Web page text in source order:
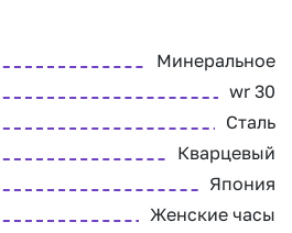
Минеральное
wr 30
Сталь
Кварцевый
Япония
Женские часы